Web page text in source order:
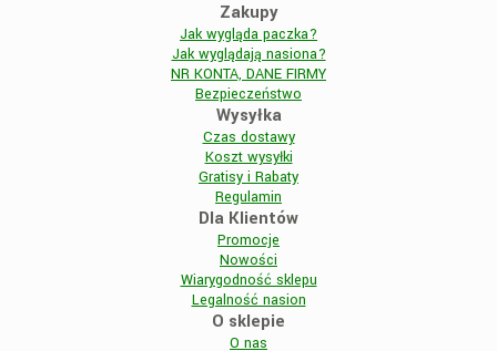
Zakupy
Jak wygląda paczka?
Jak wyglądają nasiona?
NR KONTA, DANE FIRMY
Bezpieczeństwo
Wysyłka
Czas dostawy
Koszt wysyłki
Gratisy i Rabaty
Regulamin
Dla Klientów
Promocje
Nowości
Wiarygodność sklepu
Legalność nasion
O sklepie
O nas